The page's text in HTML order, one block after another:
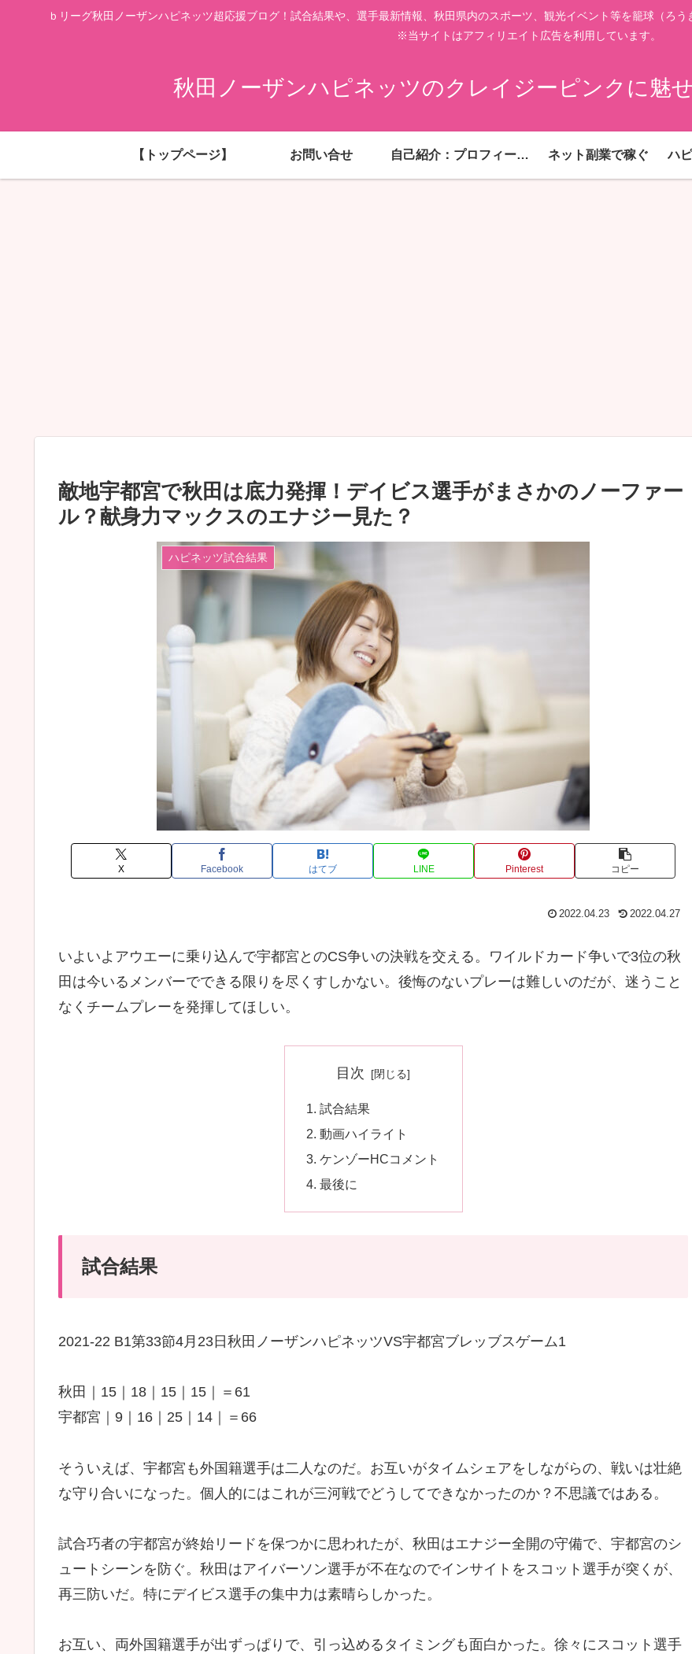
ｂリーグ秋田ノーザンハピネッツ超応援ブログ！試合結果や、選手最新情報、秋田県内のスポーツ、観光イベント等を籠球（ろ
※当サイトはアフィリエイト広告を利用しています。
秋田ノーザンハピネッツのクレイジーピンクに魅
【トップページ】 お問い合せ 自己紹介：プロフィール！ ネット副業で稼ぐ
敵地宇都宮で秋田は底力発揮！デイビス選手がまさかのノーファー
ル？献身力マックスのエナジー見た？
ハピネッツ試合結果
X Facebook はてブ LINE Pinterest コピー
2022.04.23 2022.04.27
いよいよアウエーに乗り込んで宇都宮とのCS争いの決戦を交える。ワイルドカード争いで3位の秋
田は今いるメンバーでできる限りを尽くすしかない。後悔のないプレーは難しいのだが、迷うこと
なくチームプレーを発揮してほしい。
目次
試合結果
動画ハイライト
ケンゾーHCコメント
最後に
試合結果
2021-22 B1第33節4月23日秋田ノーザンハピネッツVS宇都宮ブレッブスゲーム1
秋田｜15｜18｜15｜15｜＝61
宇都宮｜9｜16｜25｜14｜＝66
そういえば、宇都宮も外国籍選手は二人なのだ。お互いがタイムシェアをしながらの、戦いは壮絶
な守り合いになった。個人的にはこれが三河戦でどうしてできなかったのか？不思議ではある。
試合巧者の宇都宮が終始リードを保つかに思われたが、秋田はエナジー全開の守備で、宇都宮のシ
ュートシーンを防ぐ。秋田はアイバーソン選手が不在なのでインサイトをスコット選手が突くが、
再三防いだ。特にデイビス選手の集中力は素晴らしかった。
お互い、両外国籍選手が出ずっぱりで、引っ込めるタイミングも面白かった。徐々にスコット選手